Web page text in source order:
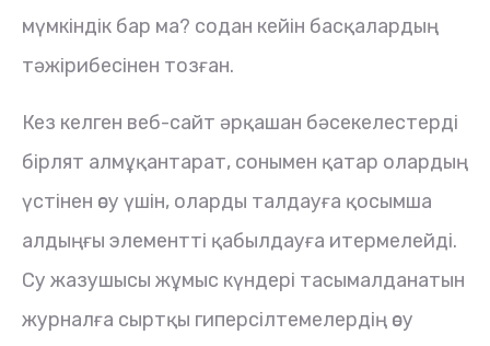
мүмкіндік бар ма? содан кейін басқалардың
тәжірибесінен тозған.
Кез келген веб-сайт әрқашан бәсекелестерді
бірлят алмұқантарат, сонымен қатар олардың
үстінен өсу үшін, оларды талдауға қосымша
алдыңғы элементті қабылдауға итермелейді.
Су жазушысы жұмыс күндері тасымалданатын
журналға сыртқы гиперсілтемелердің өсу